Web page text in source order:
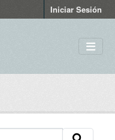
Iniciar Sesión